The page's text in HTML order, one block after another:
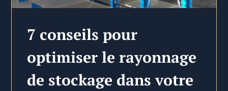
7 conseils pour
optimiser le rayonnage
de stockage dans votre